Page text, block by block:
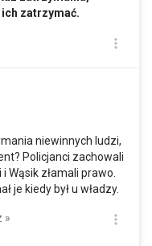
ich zatrzymać.
niewinnych ludzi,
Policjanci zachowali
Wąsik złamali prawo.
je kiedy był u władzy.
»